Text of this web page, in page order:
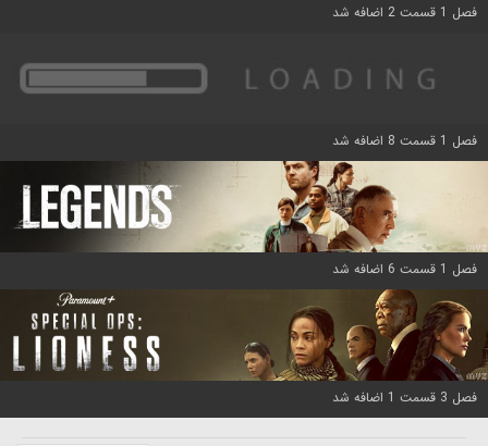
فصل 1 قسمت 2 اضافه شد
فصل 1 قسمت 8 اضافه شد
فصل 1 قسمت 6 اضافه شد
فصل 3 قسمت 1 اضافه شد